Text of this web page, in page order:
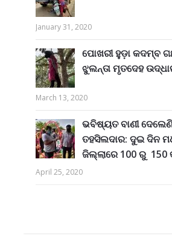
January 31, 2020
ପୋଖରୀ ହୁଡ଼ା କଦମ୍ବ
ଝୁଲନ୍ତା ମୃତଦେହ
March 13, 2020
ଭବିଷ୍ୟତ ବାଣୀ ଦେଲେଣି
ତହସିଲଦାର: ଦୁଇ ଦିନ
ଜିଲ୍ଲାରେ 100 ରୁ 150
April 25, 2020